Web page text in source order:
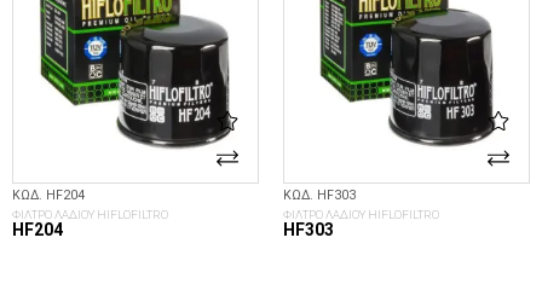
ΚΩΔ. HF204
ΦΙΛΤΡΟ ΛΑΔΙΟΥ HIFLOFILTRO
HF204
ΚΩΔ. HF303
ΦΙΛΤΡΟ ΛΑΔΙΟΥ HIFLOFILTRO
HF303